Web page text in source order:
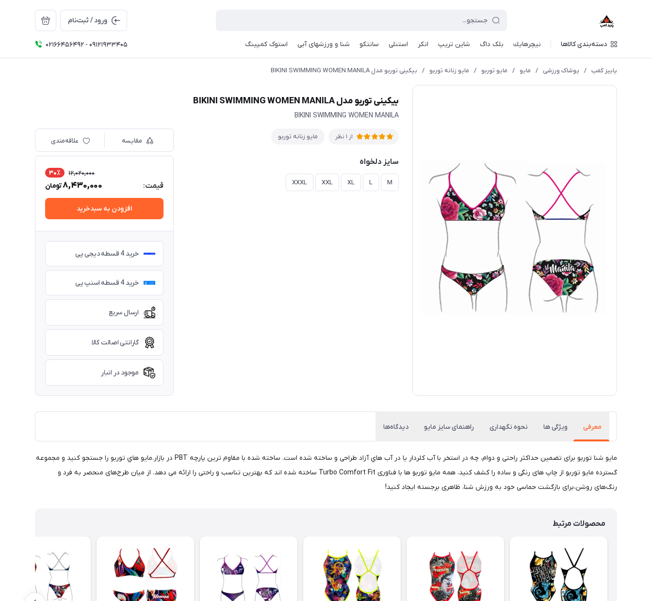
ورود / ثبت‌نام
دسته‌بندی کالاها نيچرهايك بلک داگ شاین تریپ انکر استنلی سانتکو شنا و ورزشهای آبی استوک کمپینگ 02166456492 - 09121933405
پاییز کمپ / پوشاک ورزشی / مايو / مایو توربو / مایو زنانه توربو / بیکینی توربو مدل BIKINI SWIMMING WOMEN MANILA
بیکینی توربو مدل BIKINI SWIMMING WOMEN MANILA
BIKINI SWIMMING WOMEN MANILA
از 1 نظر مایو زنانه توربو
سایز دلخواه
M
L
XL
XXL
XXXL
مقایسه علاقه‌مندی
قیمت:
12,020,000 30٪
8,430,000تومان
افزودن به سبدخرید
خرید 4 قسطه دیجی پی
خرید 4 قسطه اسنپ پی
ارسال سریع
گارانتی اصالت کالا
موجود در انبار
معرفی ویژگی ها نحوه نگهداری راهنمای سایز مایو دیدگاه‌ها
مايو شنا توربو برای تضمین حداکثر راحتی و دوام، چه در استخر با آب کلردار یا در آب هاي آزاد طراحی و ساخته شده است. ساخته شده با مقاوم ترین پارچه PBT در بازار.مايو هاي توربو را جستجو کنید و مجموعه
گسترده مايو توربو از چاپ های رنگی و ساده را کشف کنید، همه مایو توربو ها با فناوری Turbo Comfort Fit ساخته شده اند که بهترین تناسب و راحتی را ارائه می دهد. از میان طرح‌های منحصر به فرد و
رنگ‌های روشن،برای بازگشت حماسی خود به ورزش شنا، ظاهری برجسته ایجاد کنید!
محصولات مرتبط